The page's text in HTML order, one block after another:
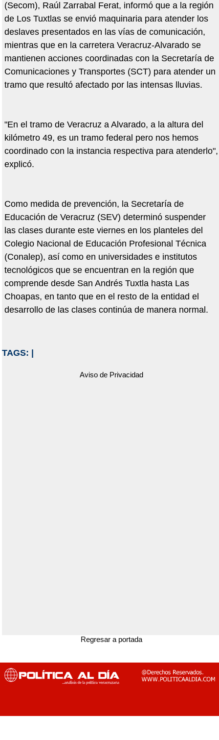
(Secom), Raúl Zarrabal Ferat, informó que a la región
de Los Tuxtlas se envió maquinaria para atender los
deslaves presentados en las vías de comunicación,
mientras que en la carretera Veracruz-Alvarado se
mantienen acciones coordinadas con la Secretaría de
Comunicaciones y Transportes (SCT) para atender un
tramo que resultó afectado por las intensas lluvias.
"En el tramo de Veracruz a Alvarado, a la altura del
kilómetro 49, es un tramo federal pero nos hemos
coordinado con la instancia respectiva para atenderlo",
explicó.
Como medida de prevención, la Secretaría de
Educación de Veracruz (SEV) determinó suspender
las clases durante este viernes en los planteles del
Colegio Nacional de Educación Profesional Técnica
(Conalep), así como en universidades e institutos
tecnológicos que se encuentran en la región que
comprende desde San Andrés Tuxtla hasta Las
Choapas, en tanto que en el resto de la entidad el
desarrollo de las clases continúa de manera normal.
TAGS:
Aviso de Privacidad
Regresar a portada